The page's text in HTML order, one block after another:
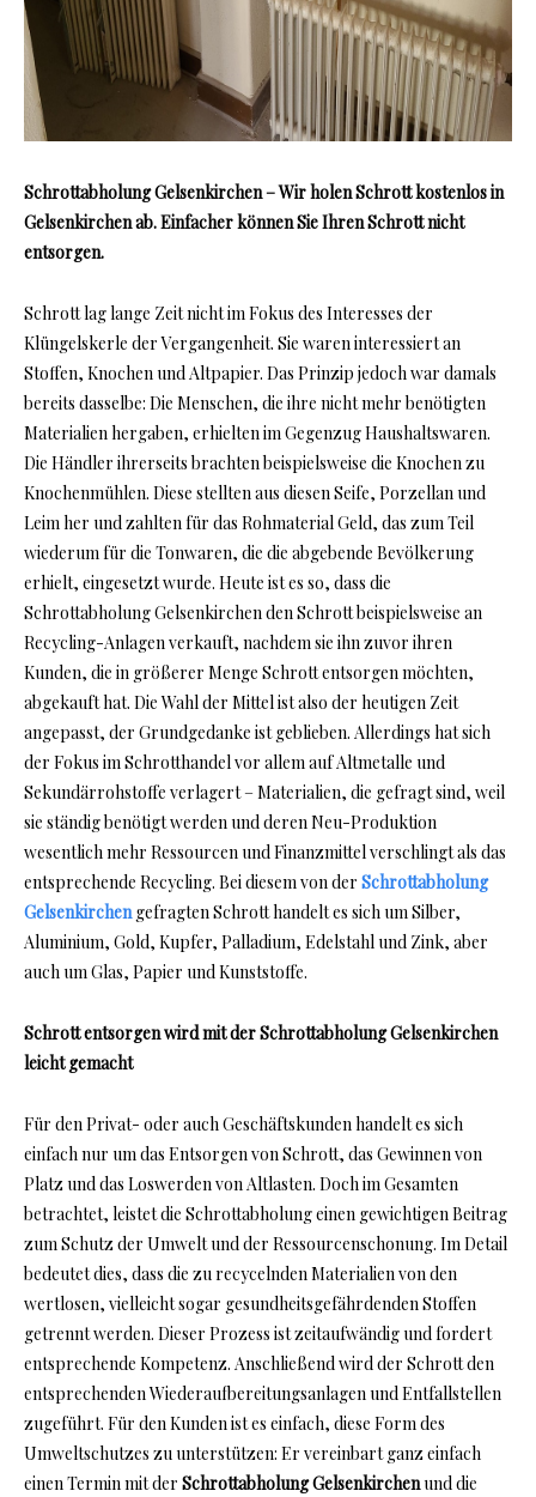
Schrottabholung Gelsenkirchen – Wir holen Schrott kostenlos in
Gelsenkirchen ab. Einfacher können Sie Ihren Schrott nicht
entsorgen.
Schrott lag lange Zeit nicht im Fokus des Interesses der
Klüngelskerle der Vergangenheit. Sie waren interessiert an
Stoffen, Knochen und Altpapier. Das Prinzip jedoch war damals
bereits dasselbe: Die Menschen, die ihre nicht mehr benötigten
Materialien hergaben, erhielten im Gegenzug Haushaltswaren.
Die Händler ihrerseits brachten beispielsweise die Knochen zu
Knochenmühlen. Diese stellten aus diesen Seife, Porzellan und
Leim her und zahlten für das Rohmaterial Geld, das zum Teil
wiederum für die Tonwaren, die die abgebende Bevölkerung
erhielt, eingesetzt wurde. Heute ist es so, dass die
Schrottabholung Gelsenkirchen den Schrott beispielsweise an
Recycling-Anlagen verkauft, nachdem sie ihn zuvor ihren
Kunden, die in größerer Menge Schrott entsorgen möchten,
abgekauft hat. Die Wahl der Mittel ist also der heutigen Zeit
angepasst, der Grundgedanke ist geblieben. Allerdings hat sich
der Fokus im Schrotthandel vor allem auf Altmetalle und
Sekundärrohstoffe verlagert – Materialien, die gefragt sind, weil
sie ständig benötigt werden und deren Neu-Produktion
wesentlich mehr Ressourcen und Finanzmittel verschlingt als das
entsprechende Recycling. Bei diesem von der Schrottabholung
Gelsenkirchengefragten Schrott handelt es sich um Silber,
Aluminium, Gold, Kupfer, Palladium, Edelstahl und Zink, aber
auch um Glas, Papier und Kunststoffe.
Schrott entsorgen wird mit der Schrottabholung Gelsenkirchen
leicht gemacht
Für den Privat- oder auch Geschäftskunden handelt es sich
einfach nur um das Entsorgen von Schrott, das Gewinnen von
Platz und das Loswerden von Altlasten. Doch im Gesamten
betrachtet, leistet die Schrottabholung einen gewichtigen Beitrag
zum Schutz der Umwelt und der Ressourcenschonung. Im Detail
bedeutet dies, dass die zu recycelnden Materialien von den
wertlosen, vielleicht sogar gesundheitsgefährdenden Stoffen
getrennt werden. Dieser Prozess ist zeitaufwändig und fordert
entsprechende Kompetenz. Anschließend wird der Schrott den
entsprechenden Wiederaufbereitungsanlagen und Entfallstellen
zugeführt. Für den Kunden ist es einfach, diese Form des
Umweltschutzes zu unterstützen: Er vereinbart ganz einfach
einen Termin mit der Schrottabholung Gelsenkirchenund die